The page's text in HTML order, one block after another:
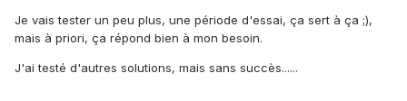
Je vais tester un peu plus, une période d'essai, ça sert à ça ;),
mais à priori, ça répond bien à mon besoin.
J'ai testé d'autres solutions, mais sans succès......